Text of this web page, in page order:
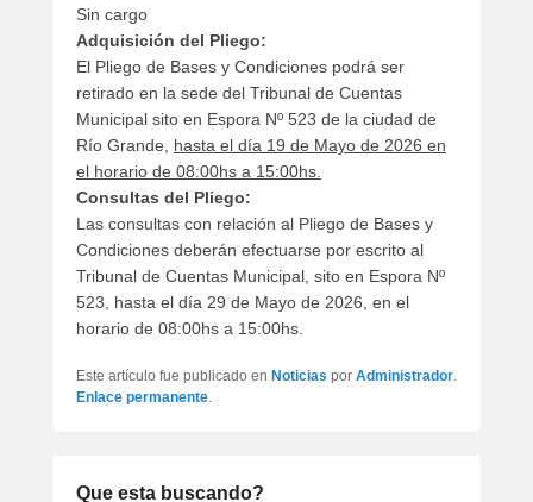
Sin cargo
Adquisición del Pliego:
El Pliego de Bases y Condiciones podrá ser
retirado en la sede del Tribunal de Cuentas
Municipal sito en Espora Nº 523 de la ciudad de
Río Grande, hasta el día 19 de Mayo de 2026 en
el horario de 08:00hs a 15:00hs.
Consultas del Pliego:
Las consultas con relación al Pliego de Bases y
Condiciones deberán efectuarse por escrito al
Tribunal de Cuentas Municipal, sito en Espora Nº
523, hasta el día 29 de Mayo de 2026, en el
horario de 08:00hs a 15:00hs.
Este artículo fue publicado en Noticias por Administrador.
Enlace permanente.
Que esta buscando?